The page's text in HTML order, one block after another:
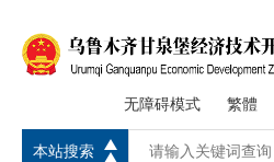
无障碍模式 繁體
本站搜索